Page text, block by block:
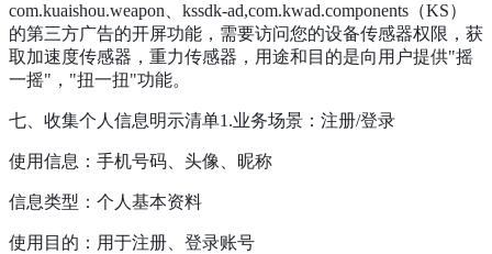
com.kuaishou.weapon、kssdk-ad,com.kwad.components（KS）
的第三方广告的开屏功能，需要访问您的设备传感器权限，获
取加速度传感器，重力传感器，用途和目的是向用户提供"摇
一摇"，"扭一扭"功能。
七、收集个人信息明示清单1.业务场景：注册/登录
使用信息：手机号码、头像、昵称
信息类型：个人基本资料
使用目的：用于注册、登录账号